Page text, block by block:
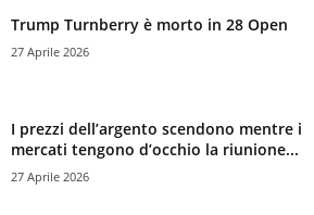
Trump Turnberry è morto in 28 Open
27 Aprile 2026
I prezzi dell’argento scendono mentre i
mercati tengono d’occhio la riunione...
27 Aprile 2026